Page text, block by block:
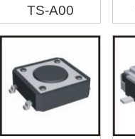
TS-A00